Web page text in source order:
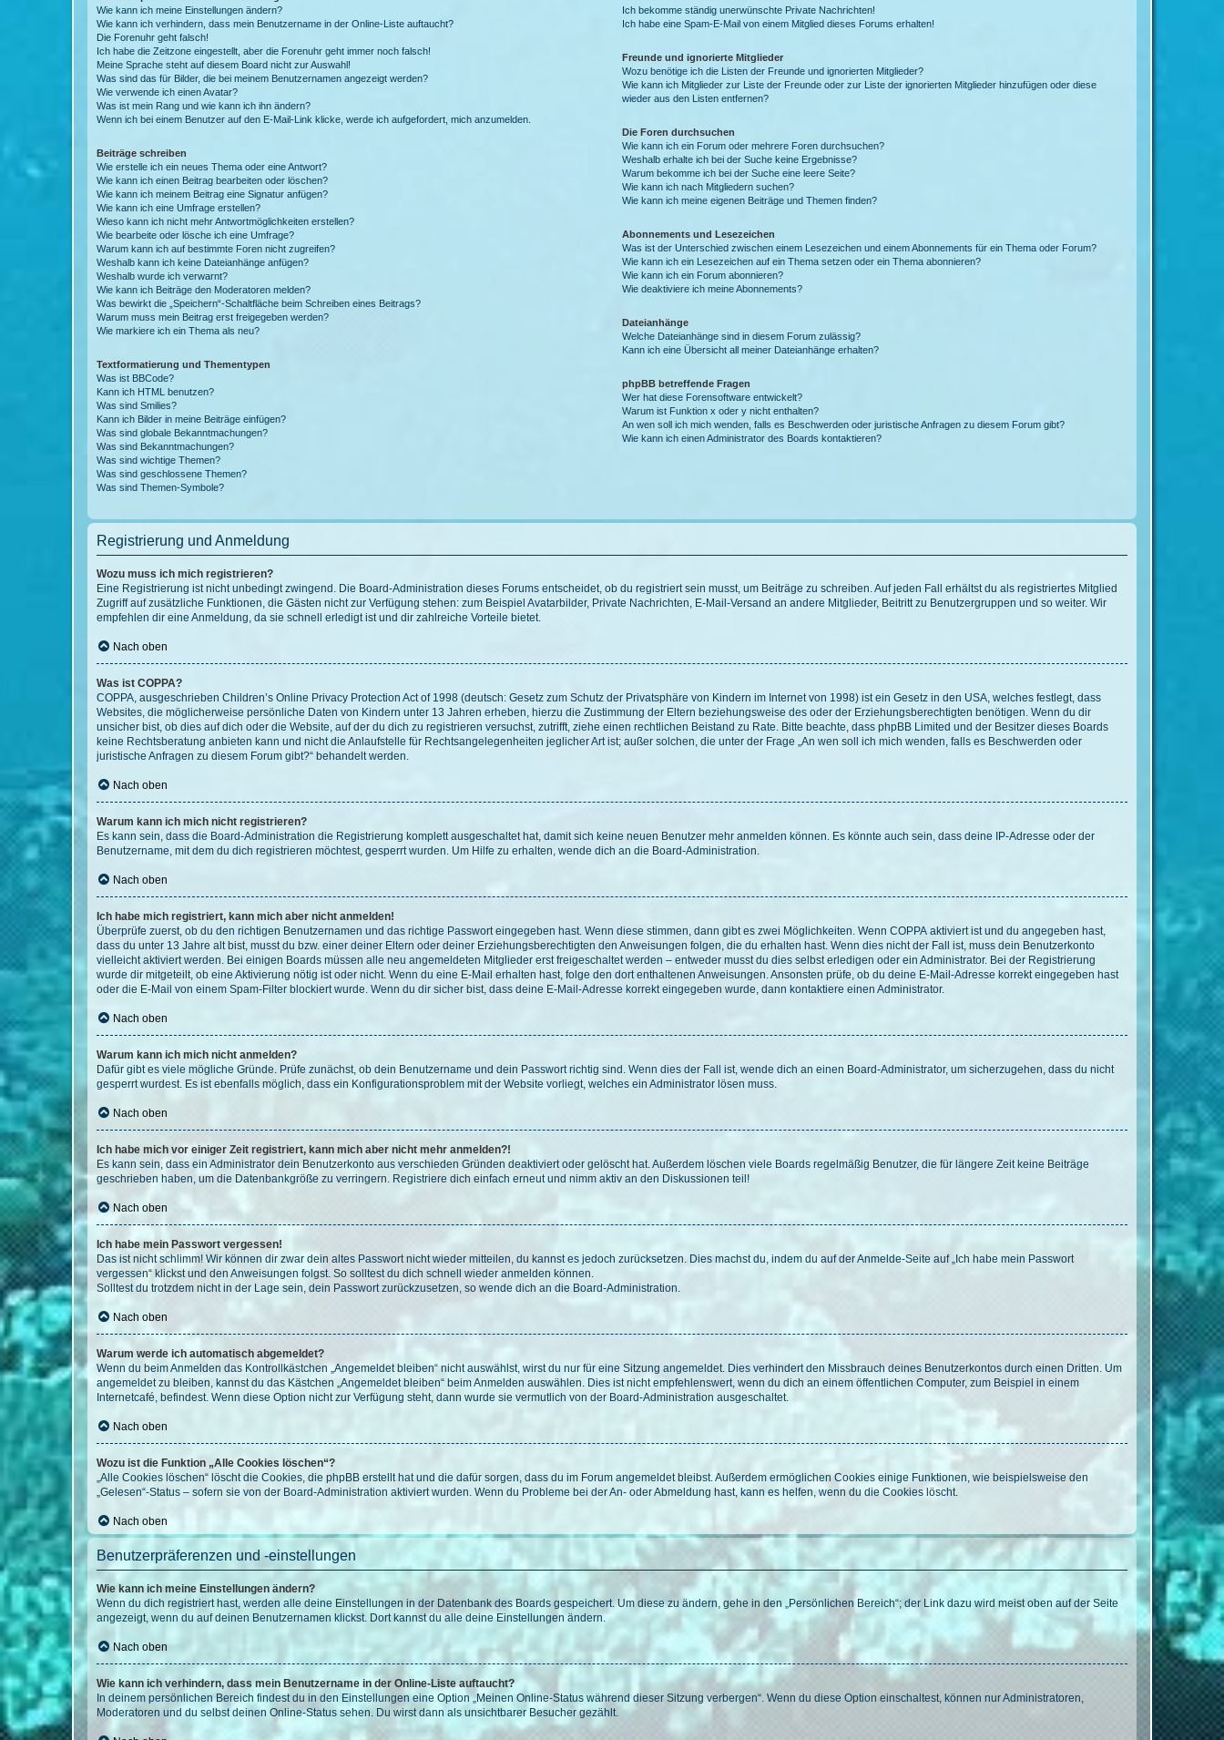
Wie kann ich meine Einstellungen ändern?
Wie kann ich verhindern, dass mein Benutzername in der Online-Liste auftaucht?
Die Forenuhr geht falsch!
Ich habe die Zeitzone eingestellt, aber die Forenuhr geht immer noch falsch!
Meine Sprache steht auf diesem Board nicht zur Auswahl!
Was sind das für Bilder, die bei meinem Benutzernamen angezeigt werden?
Wie verwende ich einen Avatar?
Was ist mein Rang und wie kann ich ihn ändern?
Wenn ich bei einem Benutzer auf den E-Mail-Link klicke, werde ich aufgefordert, mich anzumelden.
Beiträge schreiben
Wie erstelle ich ein neues Thema oder eine Antwort?
Wie kann ich einen Beitrag bearbeiten oder löschen?
Wie kann ich meinem Beitrag eine Signatur anfügen?
Wie kann ich eine Umfrage erstellen?
Wieso kann ich nicht mehr Antwortmöglichkeiten erstellen?
Wie bearbeite oder lösche ich eine Umfrage?
Warum kann ich auf bestimmte Foren nicht zugreifen?
Weshalb kann ich keine Dateianhänge anfügen?
Weshalb wurde ich verwarnt?
Wie kann ich Beiträge den Moderatoren melden?
Was bewirkt die „Speichern“-Schaltfläche beim Schreiben eines Beitrags?
Warum muss mein Beitrag erst freigegeben werden?
Wie markiere ich ein Thema als neu?
Textformatierung und Thementypen
Was ist BBCode?
Kann ich HTML benutzen?
Was sind Smilies?
Kann ich Bilder in meine Beiträge einfügen?
Was sind globale Bekanntmachungen?
Was sind Bekanntmachungen?
Was sind wichtige Themen?
Was sind geschlossene Themen?
Was sind Themen-Symbole?
Ich bekomme ständig unerwünschte Private Nachrichten!
Ich habe eine Spam-E-Mail von einem Mitglied dieses Forums erhalten!
Freunde und ignorierte Mitglieder
Wozu benötige ich die Listen der Freunde und ignorierten Mitglieder?
Wie kann ich Mitglieder zur Liste der Freunde oder zur Liste der ignorierten Mitglieder hinzufügen oder diese
wieder aus den Listen entfernen?
Die Foren durchsuchen
Wie kann ich ein Forum oder mehrere Foren durchsuchen?
Weshalb erhalte ich bei der Suche keine Ergebnisse?
Warum bekomme ich bei der Suche eine leere Seite?
Wie kann ich nach Mitgliedern suchen?
Wie kann ich meine eigenen Beiträge und Themen finden?
Abonnements und Lesezeichen
Was ist der Unterschied zwischen einem Lesezeichen und einem Abonnements für ein Thema oder Forum?
Wie kann ich ein Lesezeichen auf ein Thema setzen oder ein Thema abonnieren?
Wie kann ich ein Forum abonnieren?
Wie deaktiviere ich meine Abonnements?
Dateianhänge
Welche Dateianhänge sind in diesem Forum zulässig?
Kann ich eine Übersicht all meiner Dateianhänge erhalten?
phpBB betreffende Fragen
Wer hat diese Forensoftware entwickelt?
Warum ist Funktion x oder y nicht enthalten?
An wen soll ich mich wenden, falls es Beschwerden oder juristische Anfragen zu diesem Forum gibt?
Wie kann ich einen Administrator des Boards kontaktieren?
Registrierung und Anmeldung
Wozu muss ich mich registrieren?
Eine Registrierung ist nicht unbedingt zwingend. Die Board-Administration dieses Forums entscheidet, ob du registriert sein musst, um Beiträge zu schreiben. Auf jeden Fall erhältst du als registriertes Mitglied
Zugriff auf zusätzliche Funktionen, die Gästen nicht zur Verfügung stehen: zum Beispiel Avatarbilder, Private Nachrichten, E-Mail-Versand an andere Mitglieder, Beitritt zu Benutzergruppen und so weiter. Wir
empfehlen dir eine Anmeldung, da sie schnell erledigt ist und dir zahlreiche Vorteile bietet.
Nach oben
Was ist COPPA?
COPPA, ausgeschrieben Children’s Online Privacy Protection Act of 1998 (deutsch: Gesetz zum Schutz der Privatsphäre von Kindern im Internet von 1998) ist ein Gesetz in den USA, welches festlegt, dass
Websites, die möglicherweise persönliche Daten von Kindern unter 13 Jahren erheben, hierzu die Zustimmung der Eltern beziehungsweise des oder der Erziehungsberechtigten benötigen. Wenn du dir
unsicher bist, ob dies auf dich oder die Website, auf der du dich zu registrieren versuchst, zutrifft, ziehe einen rechtlichen Beistand zu Rate. Bitte beachte, dass phpBB Limited und der Besitzer dieses Boards
keine Rechtsberatung anbieten kann und nicht die Anlaufstelle für Rechtsangelegenheiten jeglicher Art ist; außer solchen, die unter der Frage „An wen soll ich mich wenden, falls es Beschwerden oder
juristische Anfragen zu diesem Forum gibt?“ behandelt werden.
Nach oben
Warum kann ich mich nicht registrieren?
Es kann sein, dass die Board-Administration die Registrierung komplett ausgeschaltet hat, damit sich keine neuen Benutzer mehr anmelden können. Es könnte auch sein, dass deine IP-Adresse oder der
Benutzername, mit dem du dich registrieren möchtest, gesperrt wurden. Um Hilfe zu erhalten, wende dich an die Board-Administration.
Nach oben
Ich habe mich registriert, kann mich aber nicht anmelden!
Überprüfe zuerst, ob du den richtigen Benutzernamen und das richtige Passwort eingegeben hast. Wenn diese stimmen, dann gibt es zwei Möglichkeiten. Wenn COPPA aktiviert ist und du angegeben hast,
dass du unter 13 Jahre alt bist, musst du bzw. einer deiner Eltern oder deiner Erziehungsberechtigten den Anweisungen folgen, die du erhalten hast. Wenn dies nicht der Fall ist, muss dein Benutzerkonto
vielleicht aktiviert werden. Bei einigen Boards müssen alle neu angemeldeten Mitglieder erst freigeschaltet werden – entweder musst du dies selbst erledigen oder ein Administrator. Bei der Registrierung
wurde dir mitgeteilt, ob eine Aktivierung nötig ist oder nicht. Wenn du eine E-Mail erhalten hast, folge den dort enthaltenen Anweisungen. Ansonsten prüfe, ob du deine E-Mail-Adresse korrekt eingegeben hast
oder die E-Mail von einem Spam-Filter blockiert wurde. Wenn du dir sicher bist, dass deine E-Mail-Adresse korrekt eingegeben wurde, dann kontaktiere einen Administrator.
Nach oben
Warum kann ich mich nicht anmelden?
Dafür gibt es viele mögliche Gründe. Prüfe zunächst, ob dein Benutzername und dein Passwort richtig sind. Wenn dies der Fall ist, wende dich an einen Board-Administrator, um sicherzugehen, dass du nicht
gesperrt wurdest. Es ist ebenfalls möglich, dass ein Konfigurationsproblem mit der Website vorliegt, welches ein Administrator lösen muss.
Nach oben
Ich habe mich vor einiger Zeit registriert, kann mich aber nicht mehr anmelden?!
Es kann sein, dass ein Administrator dein Benutzerkonto aus verschieden Gründen deaktiviert oder gelöscht hat. Außerdem löschen viele Boards regelmäßig Benutzer, die für längere Zeit keine Beiträge
geschrieben haben, um die Datenbankgröße zu verringern. Registriere dich einfach erneut und nimm aktiv an den Diskussionen teil!
Nach oben
Ich habe mein Passwort vergessen!
Das ist nicht schlimm! Wir können dir zwar dein altes Passwort nicht wieder mitteilen, du kannst es jedoch zurücksetzen. Dies machst du, indem du auf der Anmelde-Seite auf „Ich habe mein Passwort
vergessen“ klickst und den Anweisungen folgst. So solltest du dich schnell wieder anmelden können.
Solltest du trotzdem nicht in der Lage sein, dein Passwort zurückzusetzen, so wende dich an die Board-Administration.
Nach oben
Warum werde ich automatisch abgemeldet?
Wenn du beim Anmelden das Kontrollkästchen „Angemeldet bleiben“ nicht auswählst, wirst du nur für eine Sitzung angemeldet. Dies verhindert den Missbrauch deines Benutzerkontos durch einen Dritten. Um
angemeldet zu bleiben, kannst du das Kästchen „Angemeldet bleiben“ beim Anmelden auswählen. Dies ist nicht empfehlenswert, wenn du dich an einem öffentlichen Computer, zum Beispiel in einem
Internetcafé, befindest. Wenn diese Option nicht zur Verfügung steht, dann wurde sie vermutlich von der Board-Administration ausgeschaltet.
Nach oben
Wozu ist die Funktion „Alle Cookies löschen“?
„Alle Cookies löschen“ löscht die Cookies, die phpBB erstellt hat und die dafür sorgen, dass du im Forum angemeldet bleibst. Außerdem ermöglichen Cookies einige Funktionen, wie beispielsweise den
„Gelesen“-Status – sofern sie von der Board-Administration aktiviert wurden. Wenn du Probleme bei der An- oder Abmeldung hast, kann es helfen, wenn du die Cookies löscht.
Nach oben
Benutzerpräferenzen und -einstellungen
Wie kann ich meine Einstellungen ändern?
Wenn du dich registriert hast, werden alle deine Einstellungen in der Datenbank des Boards gespeichert. Um diese zu ändern, gehe in den „Persönlichen Bereich“; der Link dazu wird meist oben auf der Seite
angezeigt, wenn du auf deinen Benutzernamen klickst. Dort kannst du alle deine Einstellungen ändern.
Nach oben
Wie kann ich verhindern, dass mein Benutzername in der Online-Liste auftaucht?
In deinem persönlichen Bereich findest du in den Einstellungen eine Option „Meinen Online-Status während dieser Sitzung verbergen“. Wenn du diese Option einschaltest, können nur Administratoren,
Moderatoren und du selbst deinen Online-Status sehen. Du wirst dann als unsichtbarer Besucher gezählt.